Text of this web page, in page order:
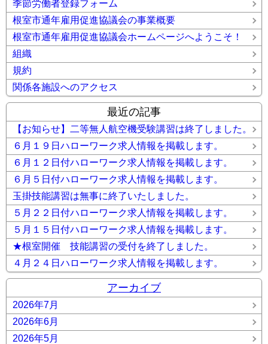
季節労働者登録フォーム
根室市通年雇用促進協議会の事業概要
根室市通年雇用促進協議会ホームページへようこそ！
組織
規約
関係各施設へのアクセス
最近の記事
【お知らせ】二等無人航空機受験講習は終了しました。
６月１９日ハローワーク求人情報を掲載します。
６月１２日付ハローワーク求人情報を掲載します。
６月５日付ハローワーク求人情報を掲載します。
玉掛技能講習は無事に終了いたしました。
５月２２日付ハローワーク求人情報を掲載します。
５月１５日付ハローワーク求人情報を掲載します。
★根室開催 技能講習の受付を終了しました。
４月２４日ハローワーク求人情報を掲載します。
アーカイブ
2026年7月
2026年6月
2026年5月